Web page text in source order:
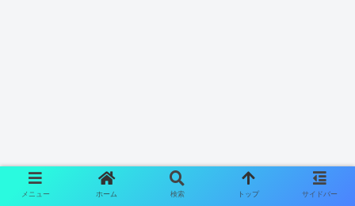
メニュー ホーム 検索 トップ サイドバー